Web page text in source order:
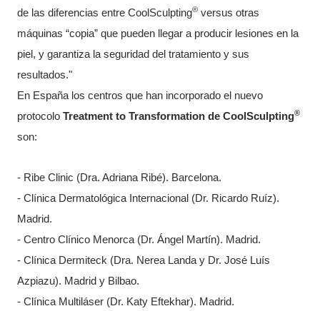
de las diferencias entre CoolSculpting® versus otras
máquinas “copia” que pueden llegar a producir lesiones en la
piel, y garantiza la seguridad del tratamiento y sus
resultados."
En España los centros que han incorporado el nuevo
protocolo Treatment to Transformation de CoolSculpting®
son:
- Ribe Clinic (Dra. Adriana Ribé). Barcelona.
- Clínica Dermatológica Internacional (Dr. Ricardo Ruíz).
Madrid.
- Centro Clínico Menorca (Dr. Ángel Martín). Madrid.
- Clínica Dermiteck (Dra. Nerea Landa y Dr. José Luís
Azpiazu). Madrid y Bilbao.
- Clínica Multiláser (Dr. Katy Eftekhar). Madrid.